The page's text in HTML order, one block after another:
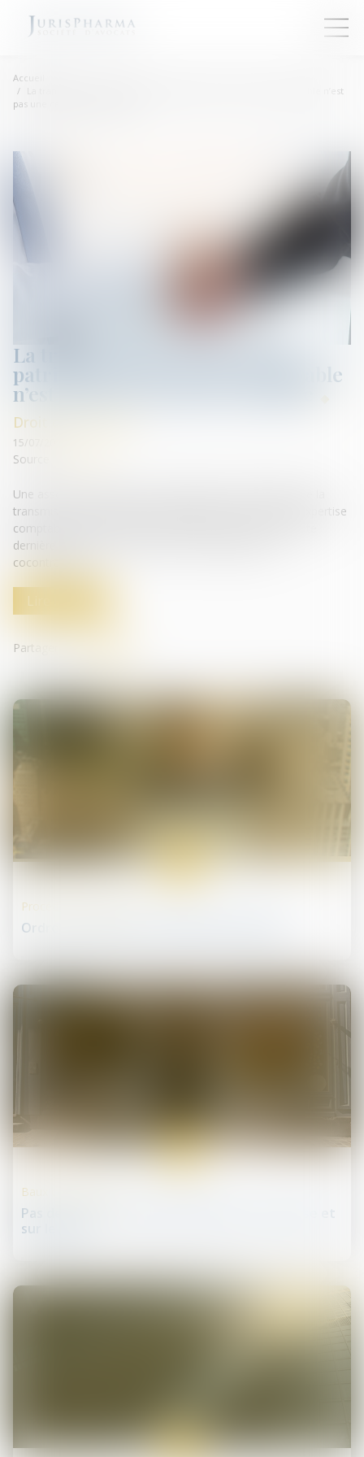
Accueil
La transmission universelle du patrimoine d’une société comptable n’est
pas une cession de clientèle
La transmission universelle du
patrimoine d’une société comptable
n’est pas une cession de clientèle
Droit des sociétés
15/07/2021
Source :
Une association d’experts-comptables ayant bénéficié de la
transmission universelle du patrimoine d’une société d’expertise
comptable peut poursuivre en paiement un client de cette
dernière dès lors qu’il a accepté ce changement de
cocontractant...
Lire la suite
Partager sur
Ordre de virement et liquidation judiciaire
Procédures collectives
Pas de bail sans accord des parties sur la chose et
sur le prix
Baux commerciaux